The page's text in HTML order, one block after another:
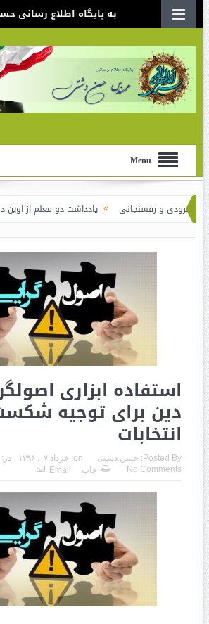
به پایگاه اطلاع
Menu
رفسنجانی یادداشت دو معلم از اوین درباره‌ی
استفاده ابزاری
دین برای توجیه
انتخابات
Posted By: حسن دشتی on: خرداد ۰۷, ۱۳۹۶ در:
No Comments
چاپ Email